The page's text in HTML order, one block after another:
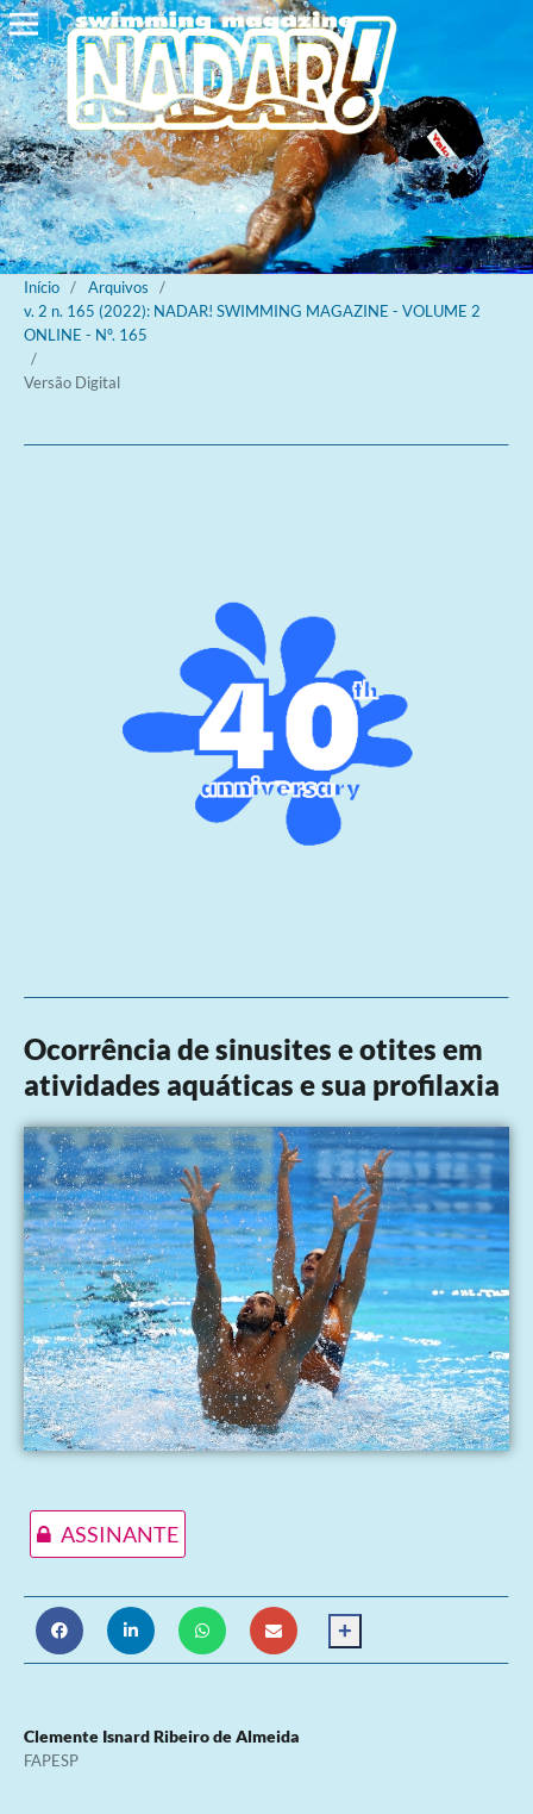
Início / Arquivos
/
v. 2 n. 165 (2022): NADAR! SWIMMING MAGAZINE - VOLUME 2
ONLINE - Nº. 165
/
Versão Digital
Ocorrência de sinusites e otites em
atividades aquáticas e sua profilaxia
ASSINANTE
+
Clemente Isnard Ribeiro de Almeida
FAPESP